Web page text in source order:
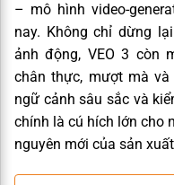
– mô hình video-
nay. Không chỉ dừng
ảnh động, VEO 3 còn
chân thực, mượt mà
ngữ cảnh sâu sắc và
chính là cú hích lớn cho
nguyên mới của sản